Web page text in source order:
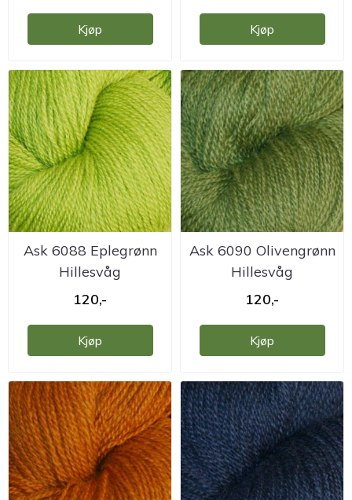
Kjøp Kjøp
Ask 6088 Eplegrønn
Hillesvåg
ullvarefabrikk
120,-
Kjøp
Ask 6090 Olivengrønn
Hillesvåg
ullvarefabrikk
120,-
Kjøp